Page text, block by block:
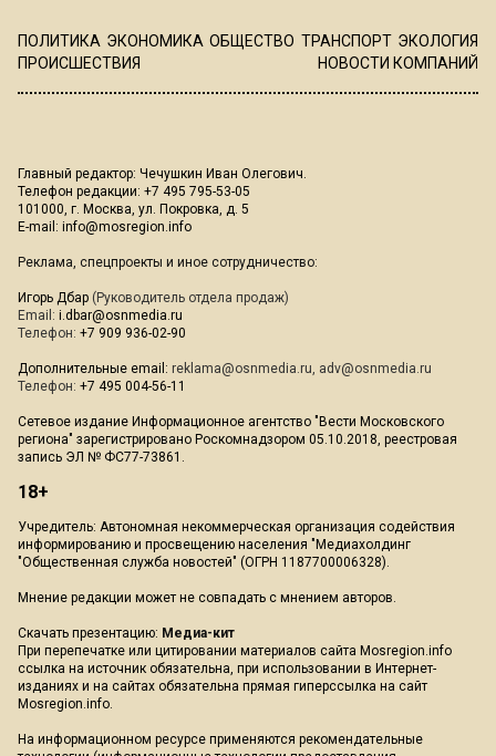
ПОЛИТИКА ЭКОНОМИКА ОБЩЕСТВО ТРАНСПОРТ ЭКОЛОГИЯ
ПРОИСШЕСТВИЯ
НОВОСТИ КОМПАНИЙ
Главный редактор: Чечушкин Иван Олегович.
Телефон редакции: +7 495 795-53-05
101000, г. Москва, ул. Покровка, д. 5
E-mail: info@mosregion.info
Реклама, спецпроекты и иное сотрудничество:
Игорь Дбар (Руководитель отдела продаж)
Email: i.dbar@osnmedia.ru
Телефон: +7 909 936-02-90
Дополнительные email: reklama@osnmedia.ru, adv@osnmedia.ru
Телефон: +7 495 004-56-11
Сетевое издание Информационное агентство "Вести Московского
региона" зарегистрировано Роскомнадзором 05.10.2018, реестровая
запись ЭЛ № ФС77-73861.
18+
Учредитель: Автономная некоммерческая организация содействия
информированию и просвещению населения "Медиахолдинг
"Общественная служба новостей" (ОГРН 1187700006328).
Мнение редакции может не совпадать с мнением авторов.
Скачать презентацию: Медиа-кит
При перепечатке или цитировании материалов сайта Mosregion.info
ссылка на источник обязательна, при использовании в Интернет-
изданиях и на сайтах обязательна прямая гиперссылка на сайт
Mosregion.info.
На информационном ресурсе применяются рекомендательные